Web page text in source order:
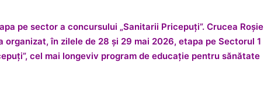
pe sector a concursului „Sanitarii Pricepuți”. Crucea Roșie
organizat, în zilele de 28 și 29 mai 2026, etapa pe Sectorul 1
cel mai longeviv program de educație pentru sănătate